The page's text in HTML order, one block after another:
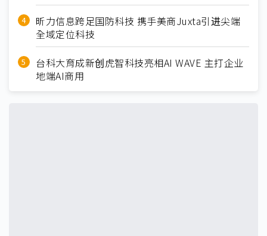
昕力信息跨足国防科技 携手美商Juxta引进尖端
全域定位科技
台科大育成新创虎智科技亮相AI WAVE 主打企业
地端AI商用